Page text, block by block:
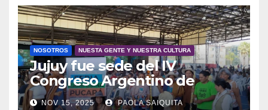
NOSOTROS NUESTA GENTE Y NUESTRA CULTURA
Jujuy fue sede del IV
Congreso Argentino de
Agroecología
NOV 15, 2025 PAOLA SAIQUITA